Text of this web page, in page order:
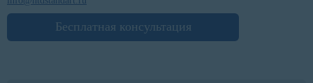
Бесплатная консультация